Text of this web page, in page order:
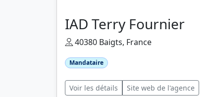
IAD Terry Fournier
40380 Baigts, France
Mandataire
Voir les détails Site web de l'agence